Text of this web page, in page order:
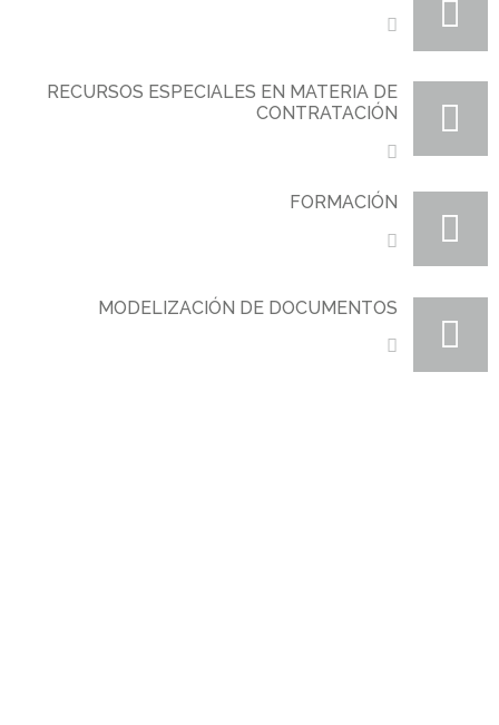
RECURSOS ESPECIALES EN MATERIA DE
CONTRATACIÓN
FORMACIÓN
MODELIZACIÓN DE DOCUMENTOS